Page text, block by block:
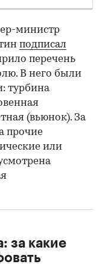
министр
подписал
перечень
В него были
турбина
(вьюнок). За
прочие
или
за какие